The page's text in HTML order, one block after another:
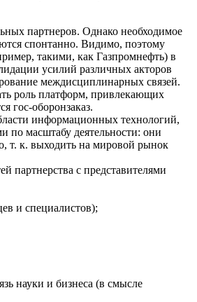
партнеров. Однако необходимое
спонтанно. Видимо, поэтому
такими, как Газпромнефть) в
усилий различных акторов
междисциплинарных связей.
роль платформ, привлекающих
гос-оборонзаказ.
информационных технологий,
по масштабу деятельности: они
т. к. выходить на мировой рынок
партнерства с представителями
и специалистов);
науки и бизнеса (в смысле